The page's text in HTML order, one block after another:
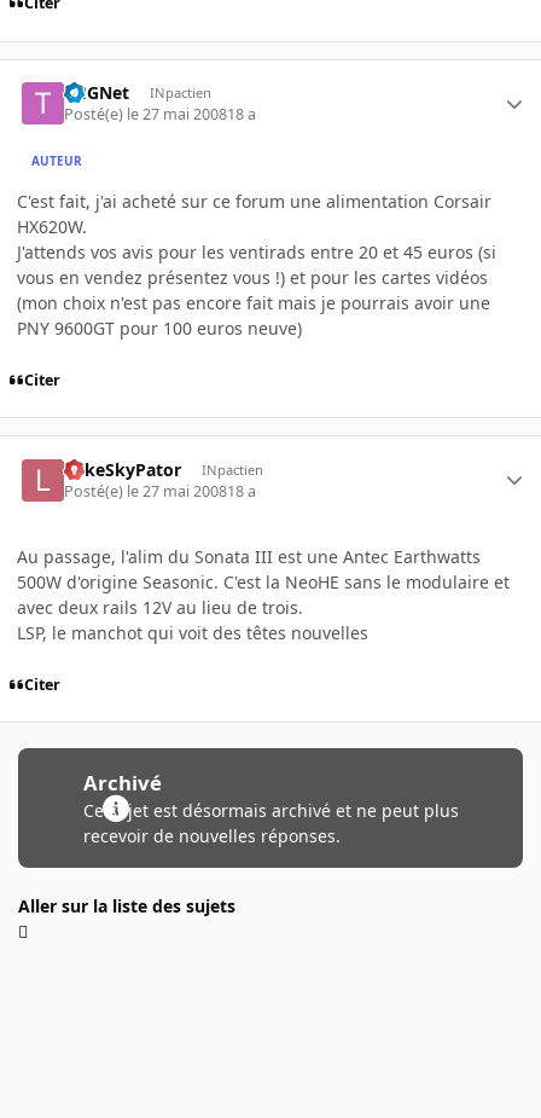
THGNet INpactien
Posté(e) le 27 mai 200818 a
AUTEUR
C'est fait, j'ai acheté sur ce forum une alimentation Corsair
HX620W.
J'attends vos avis pour les ventirads entre 20 et 45 euros (si
vous en vendez présentez vous !) et pour les cartes vidéos
(mon choix n'est pas encore fait mais je pourrais avoir une
PNY 9600GT pour 100 euros neuve)
Citer
LukeSkyPator INpactien
Posté(e) le 27 mai 200818 a
Au passage, l'alim du Sonata III est une Antec Earthwatts
500W d'origine Seasonic. C'est la NeoHE sans le modulaire et
avec deux rails 12V au lieu de trois.
LSP, le manchot qui voit des têtes nouvelles
Citer
Archivé
Ce sujet est désormais archivé et ne peut plus
recevoir de nouvelles réponses.
Aller sur la liste des sujets